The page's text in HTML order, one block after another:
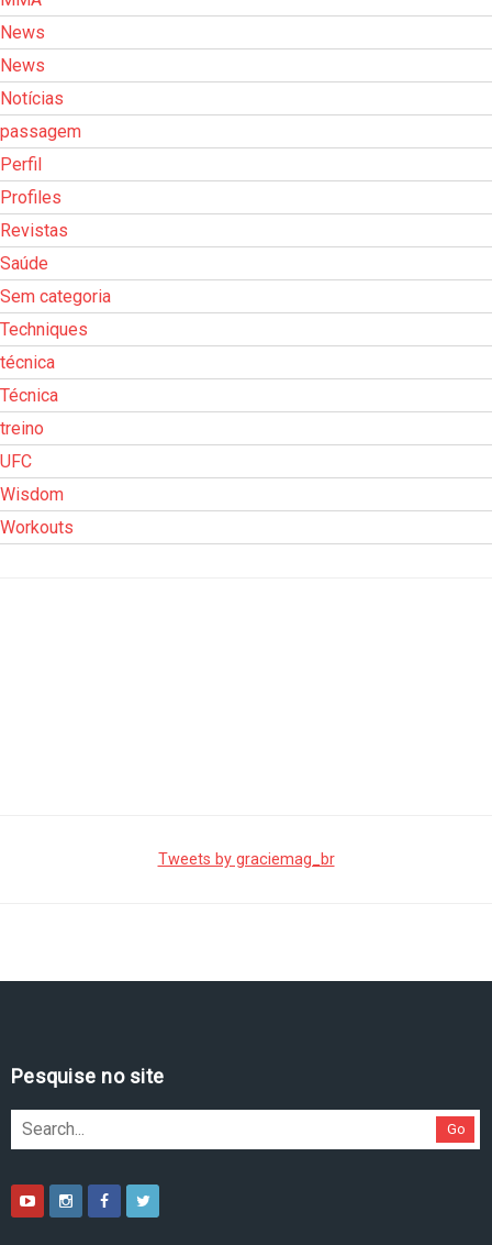
News
News
Notícias
passagem
Perfil
Profiles
Revistas
Saúde
Sem categoria
Techniques
técnica
Técnica
treino
UFC
Wisdom
Workouts
Tweets by graciemag_br
Pesquise no site
Go